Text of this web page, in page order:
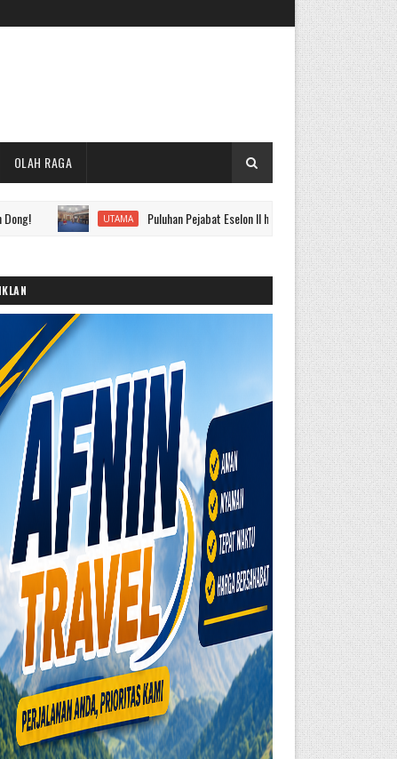
OLAH RAGA
UTAMA Puluhan Pejabat Eselon II hingga IV Pemkot Sungai Penuh Dilantik,
IKLAN